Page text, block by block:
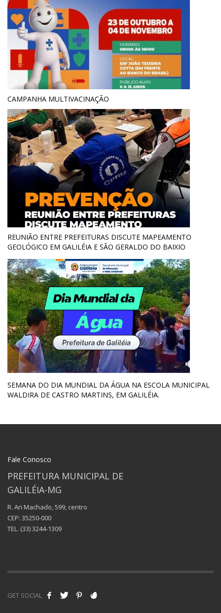
CAMPANHA MULTIVACINAÇÃO
REUNIÃO ENTRE PREFEITURAS DISCUTE MAPEAMENTO
GEOLÓGICO EM GALILÉIA E SÃO GERALDO DO BAIXIO
SEMANA DO DIA MUNDIAL DA ÁGUA NA ESCOLA MUNICIPAL
WALDIRA DE CASTRO MARTINS, EM GALILÉIA.
Fale Conosco
PREFEITURA MUNICIPAL DE
GALILÉIA-MG
R. Ari Machado, 599, centro
CEP: 35250-000
TEL. (33) 3244-1309
GET SOCIAL